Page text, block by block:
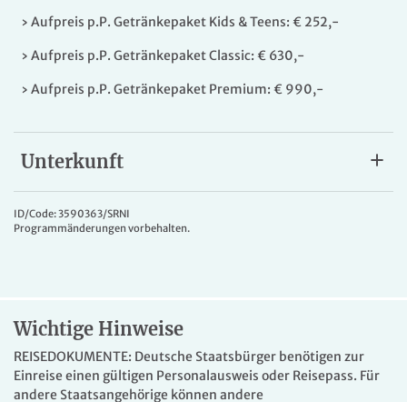
› Aufpreis p.P. Getränkepaket Kids & Teens: € 252,-
› Aufpreis p.P. Getränkepaket Classic: € 630,-
› Aufpreis p.P. Getränkepaket Premium: € 990,-
Unterkunft
VASCO DA GAMA
„KLEIN GENUG FÜR EINE FAMILIÄRE ATMOSPHÄRE &
GROSS GENUG FÜR EIN FANTASTISCHES ABENTEUER.“
zu den schönsten Sehnsuchtszielen an den Küsten der
Weltmeere.
Viel Komfort und geschmackvolles Design erwarten Sie an
Bord von VASCO DA GAMA. Mit einer Kapazität von ca.
ID/Code: 3590363/SRNI
Programmänderungen vorbehalten.
Wichtige Hinweise
REISEDOKUMENTE: Deutsche Staatsbürger benötigen zur
Einreise einen gültigen Personalausweis oder Reisepass. Für
andere Staatsangehörige können andere